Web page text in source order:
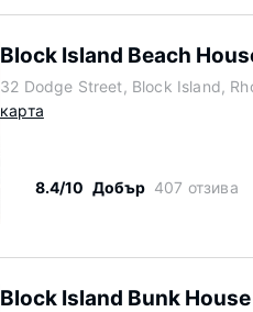
Block Island Beach
32 Dodge Street, Block Island,
карта
8.4/10 Добър 407 отзива
Block Island Bunk House